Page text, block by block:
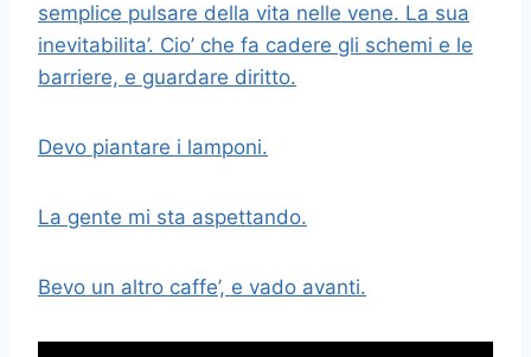
semplice pulsare della vita nelle vene. La sua
inevitabilita’. Cio’ che fa cadere gli schemi e le
barriere, e guardare diritto.
Devo piantare i lamponi.
La gente mi sta aspettando.
Bevo un altro caffe’, e vado avanti.